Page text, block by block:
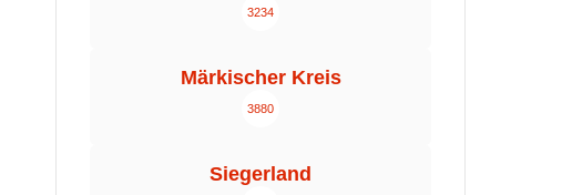
3234
Märkischer Kreis
3880
Siegerland